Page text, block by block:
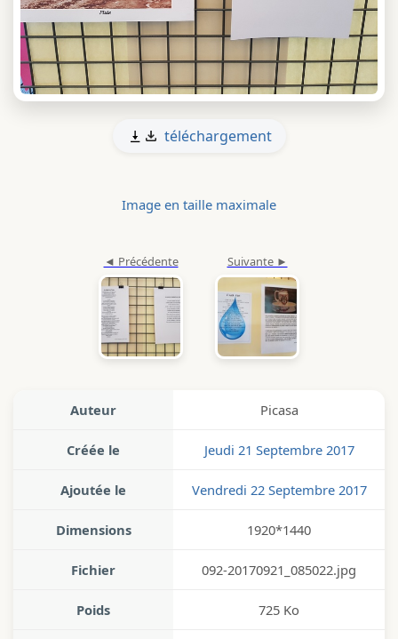
téléchargement
Image en taille maximale
Auteur Picasa
Créée le Jeudi 21 Septembre 2017
Ajoutée le Vendredi 22 Septembre 2017
Dimensions 1920*1440
Fichier 092-20170921_085022.jpg
Poids 725 Ko